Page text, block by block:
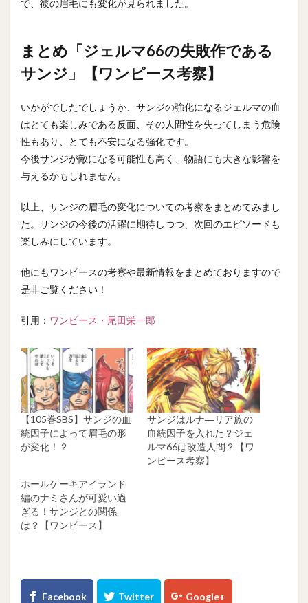
で、彼の眉毛にも変化が見られました。
まとめ「ジェルマ66の失敗作である
サンジ」【ワンピース考察】
いかがでしたでしょうか、サンジの強化になるジェルマの血
はとても楽しみである反面、その人間性を失ってしまう危険
性もあり、とても不安になる強化です。
今後サンジが敵になる可能性も高く、物語にも大きな影響を
与えるかもしれません。
以上、サンジの眉毛の変化についての考察をまとめてみまし
た。サンジの今後の活躍に期待しつつ、次回のエピソードも
楽しみにしています。
他にもワンピースの考察や最新情報をまとめておりますので
是非ご覧ください！
引用： ワンピース・尾田栄一郎
【105巻SBS】サンジの血
統因子によって眉毛の形
が変化！？
サンジはルナ―リア族の
血統因子を入れた？ジェ
ルマ66は改造人間？【ワ
ンピース考察】
ホールケーキアイランド
編のナミさんが可愛い過
ぎる！サンジとの関係
は？【ワンピース】